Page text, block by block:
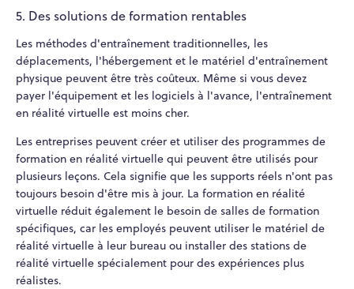
5. Des solutions de formation rentables
Les méthodes d'entraînement traditionnelles, les
déplacements, l'hébergement et le matériel d'entraînement
physique peuvent être très coûteux. Même si vous devez
payer l'équipement et les logiciels à l'avance, l'entraînement
en réalité virtuelle est moins cher.
Les entreprises peuvent créer et utiliser des programmes de
formation en réalité virtuelle qui peuvent être utilisés pour
plusieurs leçons. Cela signifie que les supports réels n'ont pas
toujours besoin d'être mis à jour. La formation en réalité
virtuelle réduit également le besoin de salles de formation
spécifiques, car les employés peuvent utiliser le matériel de
réalité virtuelle à leur bureau ou installer des stations de
réalité virtuelle spécialement pour des expériences plus
réalistes.